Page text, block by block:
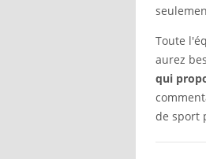
Toute
aurez
qui
de sport